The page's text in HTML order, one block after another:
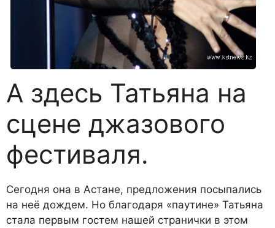
А здесь Татьяна на
сцене джазового
фестиваля.
Сегодня она в Астане, предложения посыпались
на неё дождем. Но благодаря «паутине» Татьяна
стала первым гостем нашей странички в этом